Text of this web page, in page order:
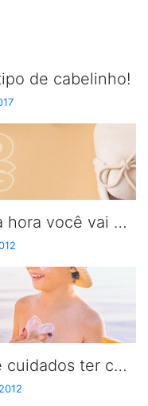
de cabelinho!
Mundo das crianças – uma hora você vai entrar nele.
A chegada do verão – Que cuidados ter com a pele das crianças.